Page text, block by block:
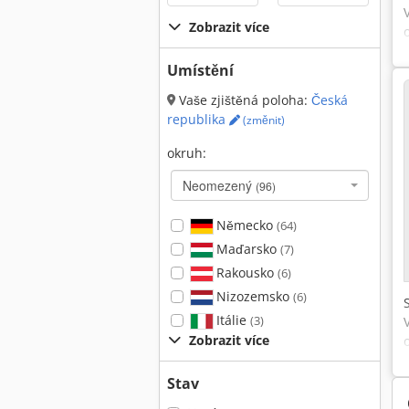
Zobrazit více
Umístění
Vaše zjištěná poloha: Česká
republika
(změnit)
okruh:
Neomezený (96)
Německo (64)
Maďarsko (7)
Rakousko (6)
Nizozemsko (6)
Itálie (3)
Zobrazit více
Stav